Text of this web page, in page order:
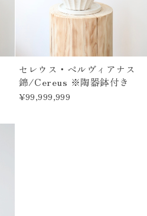
セレウス・ペルヴィアナス
錦/Cereus ※陶器鉢付き
¥99,999,999